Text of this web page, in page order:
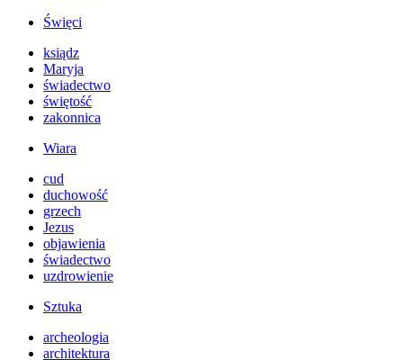
Święci
ksiądz
Maryja
świadectwo
świętość
zakonnica
Wiara
cud
duchowość
grzech
Jezus
objawienia
świadectwo
uzdrowienie
Sztuka
archeologia
architektura